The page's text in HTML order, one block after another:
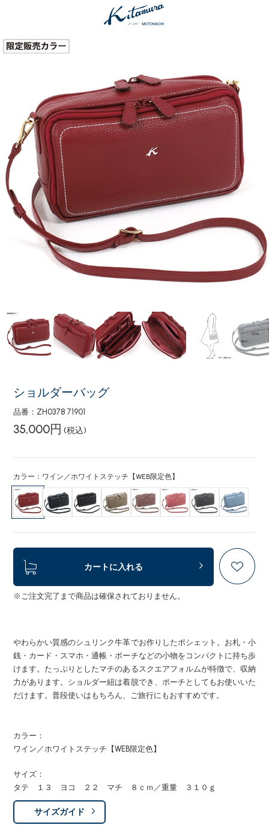
ショルダーバッグ
品番：ZH0378 71901
35,000円 (税込)
カラー：ワイン／ホワイトステッチ【WEB限定色】
カートに入れる
※ご注文完了まで商品は確保されておりません。
やわらかい質感のシュリンク牛革でお作りしたポシェット。お札・小
銭・カード・スマホ・通帳・ポーチなどの小物をコンパクトに持ち歩
けます。たっぷりとしたマチのあるスクエアフォルムが特徴で、収納
力があります。ショルダー紐は着脱でき、ポーチとしてもお使いいた
だけます。普段使いはもちろん、ご旅行にもおすすめです。
カラー：
ワイン／ホワイトステッチ【WEB限定色】
サイズ：
タテ １３ ヨコ ２２ マチ ８ｃｍ／重量 ３１０ｇ
サイズガイド